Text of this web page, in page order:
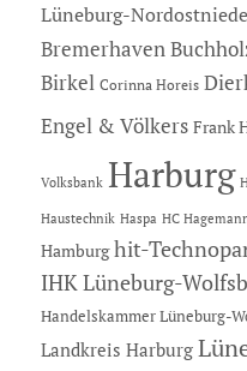
Lüneburg-
Bremerhaven
Birkel Corinna Horeis
Engel & Völkers Frank
Volksbank Harburg
Haustechnik Haspa HC
Hamburg hit-
IHK Lüneburg-
Handelskammer Lüneburg-
Landkreis Harburg